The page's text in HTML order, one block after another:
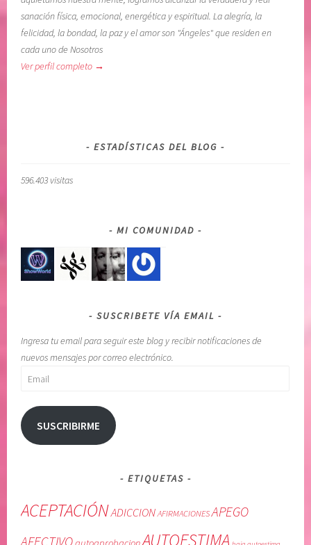
sanación física, emocional, energética y espiritual. La alegría, la
felicidad, la bondad, la paz y el amor son "Ángeles" que residen en
cada uno de Nosotros
Ver perfil completo →
ESTADÍSTICAS DEL BLOG
596.403 visitas
MI COMUNIDAD
SUSCRIBETE VÍA EMAIL
Ingresa tu email para seguir este blog y recibir notificaciones de
nuevos mensajes por correo electrónico.
Email
SUSCRIBIRME
ETIQUETAS
ACEPTACIÓNADICCION AFIRMACIONES APEGO
AUTOESTIMA